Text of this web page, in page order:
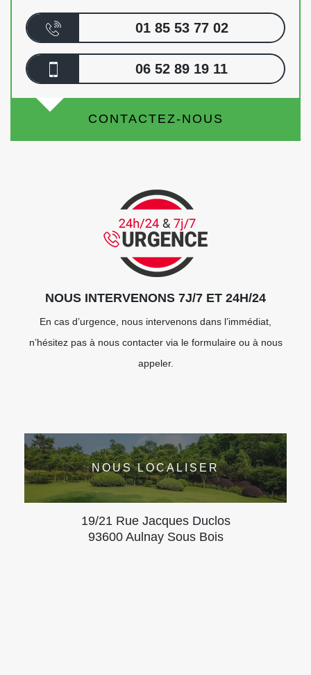
01 85 53 77 02
06 52 89 19 11
CONTACTEZ-NOUS
NOUS INTERVENONS 7J/7 ET 24H/24
En cas d’urgence, nous intervenons dans l’immédiat,
n’hésitez pas à nous contacter via le formulaire ou à nous
appeler.
NOUS LOCALISER
19/21 Rue Jacques Duclos
93600 Aulnay Sous Bois